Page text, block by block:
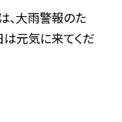
、大雨警報のた
元気に来てくだ